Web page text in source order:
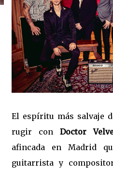
El espíritu más salvaje
rugir con Doctor
afincada en Madrid
guitarrista y